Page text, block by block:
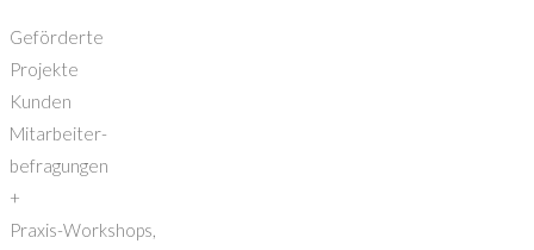
Geförderte
Projekte
Kunden
Mitarbeiter-
befragungen
+
Praxis-Workshops,